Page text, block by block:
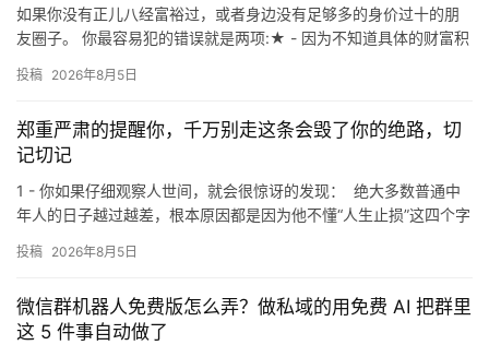
如果你没有正儿八经富裕过，或者身边没有足够多的身价过十的朋
友圈子。 你最容易犯的错误就是两项:★ - 因为不知道具体的财富积
投稿 2026年8月5日
郑重严肃的提醒你，千万别走这条会毁了你的绝路，切
记切记
1 - 你如果仔细观察人世间，就会很惊讶的发现： 绝大多数普通中
年人的日子越过越差，根本原因都是因为他不懂“人生止损”这四个字
投稿 2026年8月5日
微信群机器人免费版怎么弄？做私域的用免费 AI 把群里
这 5 件事自动做了